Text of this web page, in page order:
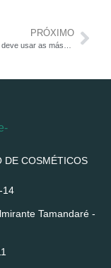
PRÓXIMO
DE COSMÉTICOS
14
Tamandaré -